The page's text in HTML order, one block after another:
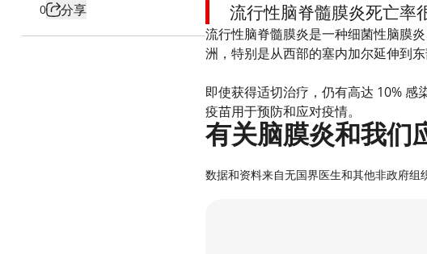
0 分享 流行性脑脊髓膜炎死亡率
流行性脑脊髓膜炎是一种细菌性脑膜
洲，特别是从西部的塞内加尔延伸到
即使获得适切治疗，仍有高达 10%
疫苗用于预防和应对疫情。
有关脑膜炎和我们
数据和资料来自无国界医生和其他非政府组